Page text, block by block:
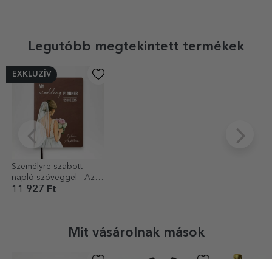
Legutóbb megtekintett termékek
EXKLUZÍV
Személyre szabott
napló szöveggel - Az
én esküvőszervezőm
11 927 Ft
Mit vásárolnak mások